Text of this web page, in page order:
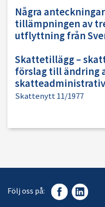
Några
tillämpningen av
utflyttning från
Skattetillägg –
förslag till ändring
Skattenytt 11/1977
Följ oss på: